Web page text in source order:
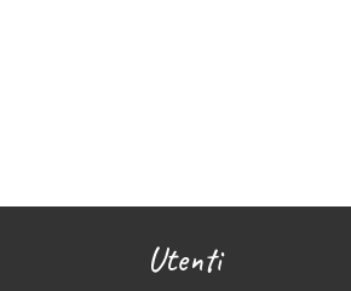
Utenti